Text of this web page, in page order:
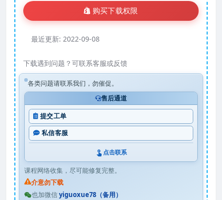
购买下载权限
最近更新: 2022-09-08
下载遇到问题？可联系客服或反馈
各类问题请联系我们，勿催促。
售后通道
提交工单
私信客服
点击联系
课程网络收集，尽可能修复完整。
介意勿下载
也加微信yiguoxue78（备用）